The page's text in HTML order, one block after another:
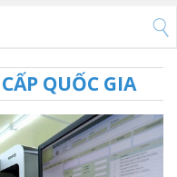
QUỐC GIA